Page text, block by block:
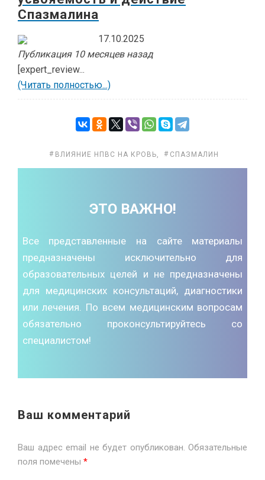
Спазмалина
17.10.2025
Публикация 10 месяцев назад
[expert_review...
(Читать полностью...)
ВЛИЯНИЕ НПВС НА КРОВЬ, СПАЗМАЛИН
ЭТО ВАЖНО!
Все представленные на сайте материалы
предназначены исключительно для
образовательных целей и не предназначены
для медицинских консультаций, диагностики
или лечения. По всем медицинским вопросам
обязательно проконсультируйтесь со
специалистом!
Ваш комментарий
Ваш адрес email не будет опубликован. Обязательные
поля помечены *